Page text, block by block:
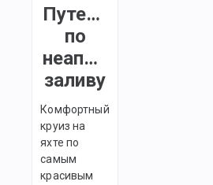
Путешествие
по
неаполитанскому
заливу
Комфортный
круиз на
яхте по
самым
красивым